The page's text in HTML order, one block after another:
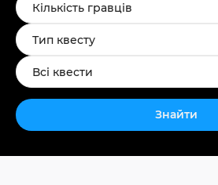
Кількість гравців
Тип квесту
Всі квести
Знайти